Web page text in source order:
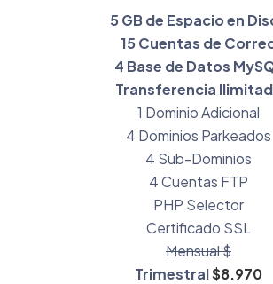
5 GB de Espacio en
15 Cuentas de
4 Base de Datos
Transferencia
1 Dominio Adicional
4 Dominios Parkeados
4 Sub-Dominios
4 Cuentas FTP
PHP Selector
Certificado SSL
Mensual $
Trimestral$8.970